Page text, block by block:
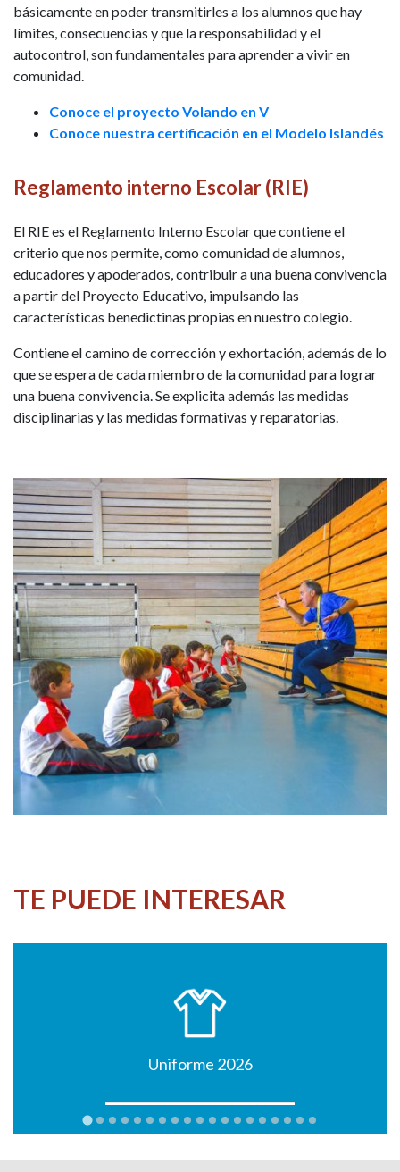
básicamente en poder transmitirles a los alumnos que hay
límites, consecuencias y que la responsabilidad y el
autocontrol, son fundamentales para aprender a vivir en
comunidad.
Conoce el proyecto Volando en V
Conoce nuestra certificación en el Modelo Islandés
Reglamento interno Escolar (RIE)
El RIE es el Reglamento Interno Escolar que contiene el
criterio que nos permite, como comunidad de alumnos,
educadores y apoderados, contribuir a una buena convivencia
a partir del Proyecto Educativo, impulsando las
características benedictinas propias en nuestro colegio.
Contiene el camino de corrección y exhortación, además de lo
que se espera de cada miembro de la comunidad para lograr
una buena convivencia. Se explicita además las medidas
disciplinarias y las medidas formativas y reparatorias.
TE PUEDE INTERESAR
Uniforme 2026